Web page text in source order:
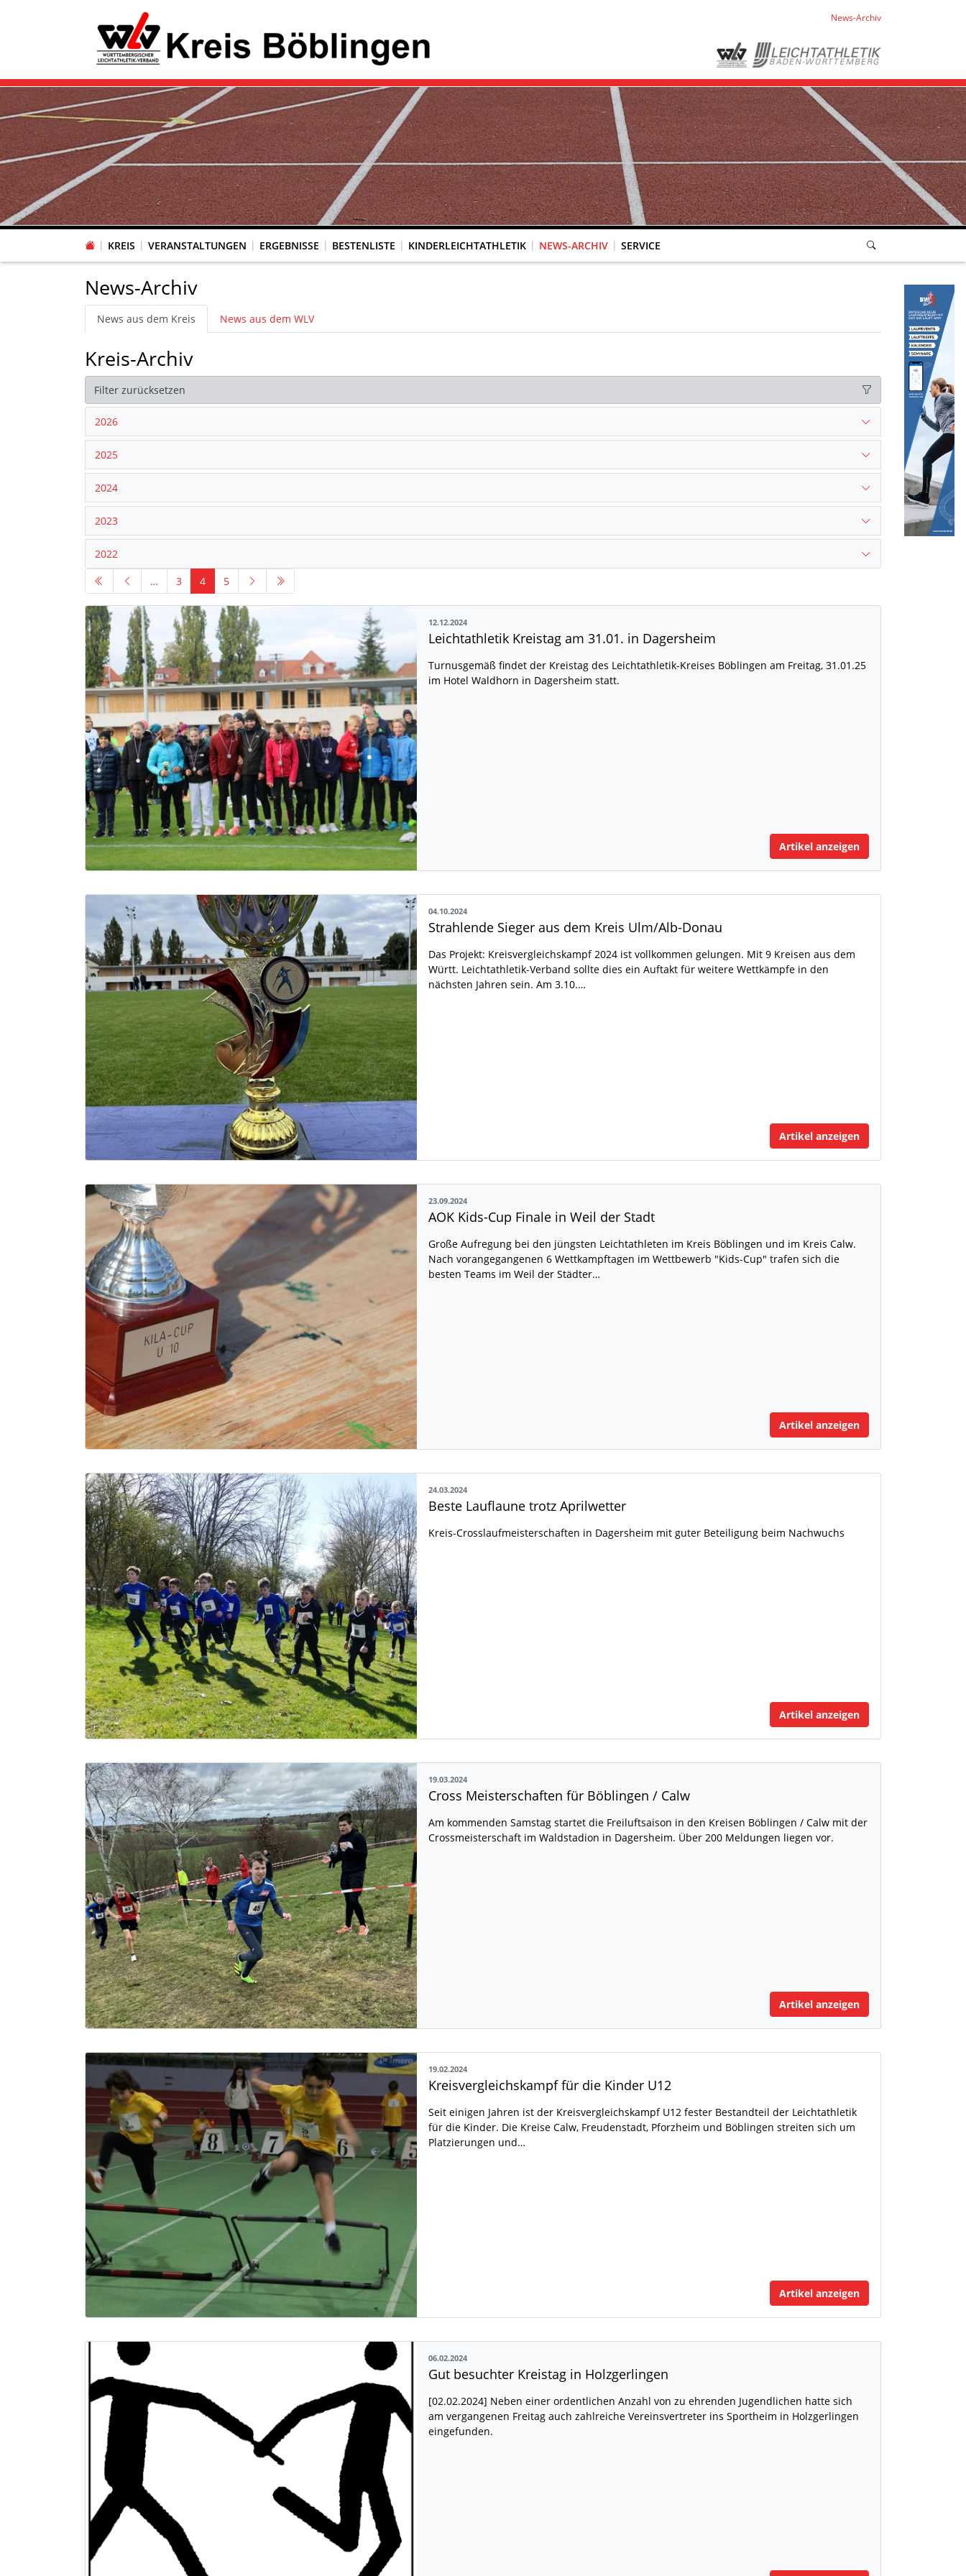
News-Archiv
KREIS VERANSTALTUNGEN ERGEBNISSE BESTENLISTE KINDERLEICHTATHLETIK NEWS-ARCHIV SERVICE
News-Archiv
News aus dem Kreis News aus dem WLV
Kreis-Archiv
Filter zurücksetzen
2026
2025
2024
2023
2022
…
3 4 5
12.12.2024
Leichtathletik Kreistag am 31.01. in Dagersheim
Turnusgemäß findet der Kreistag des Leichtathletik-Kreises Böblingen am Freitag, 31.01.25
im Hotel Waldhorn in Dagersheim statt.
Artikel anzeigen
04.10.2024
Strahlende Sieger aus dem Kreis Ulm/Alb-Donau
Das Projekt: Kreisvergleichskampf 2024 ist vollkommen gelungen. Mit 9 Kreisen aus dem
Württ. Leichtathletik-Verband sollte dies ein Auftakt für weitere Wettkämpfe in den
nächsten Jahren sein. Am 3.10.…
Artikel anzeigen
23.09.2024
AOK Kids-Cup Finale in Weil der Stadt
Große Aufregung bei den jüngsten Leichtathleten im Kreis Böblingen und im Kreis Calw.
Nach vorangegangenen 6 Wettkampftagen im Wettbewerb "Kids-Cup" trafen sich die
besten Teams im Weil der Städter…
Artikel anzeigen
24.03.2024
Beste Lauflaune trotz Aprilwetter
Kreis-Crosslaufmeisterschaften in Dagersheim mit guter Beteiligung beim Nachwuchs
Artikel anzeigen
19.03.2024
Cross Meisterschaften für Böblingen / Calw
Am kommenden Samstag startet die Freiluftsaison in den Kreisen Böblingen / Calw mit der
Crossmeisterschaft im Waldstadion in Dagersheim. Über 200 Meldungen liegen vor.
Artikel anzeigen
19.02.2024
Kreisvergleichskampf für die Kinder U12
Seit einigen Jahren ist der Kreisvergleichskampf U12 fester Bestandteil der Leichtathletik
für die Kinder. Die Kreise Calw, Freudenstadt, Pforzheim und Böblingen streiten sich um
Platzierungen und…
Artikel anzeigen
06.02.2024
Gut besuchter Kreistag in Holzgerlingen
[02.02.2024] Neben einer ordentlichen Anzahl von zu ehrenden Jugendlichen hatte sich
am vergangenen Freitag auch zahlreiche Vereinsvertreter ins Sportheim in Holzgerlingen
eingefunden.